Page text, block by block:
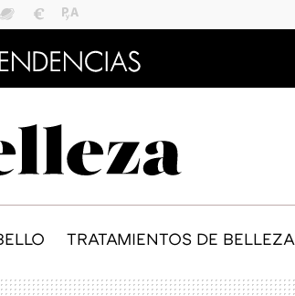
TRATAMIENTOS DE BELLEZA